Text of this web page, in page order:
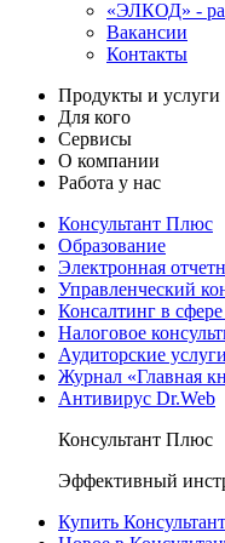
«ЭЛКОД» -
Вакансии
Контакты
Продукты и услуги
Для кого
Сервисы
О компании
Работа у нас
Консультант Плюс
Образование
Электронная
Управленческий
Консалтинг в
Налоговое
Аудиторские услуги
Журнал «Главная
Антивирус Dr.Web
Консультант Плюс
Эффективный
Купить